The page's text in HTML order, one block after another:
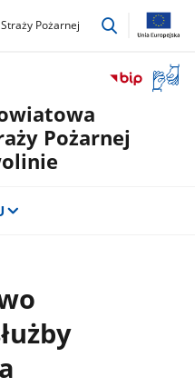
Pożarnej
przejdź
okno
Pożarnej